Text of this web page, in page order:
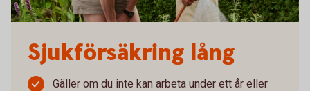
Sjukförsäkring lång
Gäller om du inte kan arbeta under ett år eller